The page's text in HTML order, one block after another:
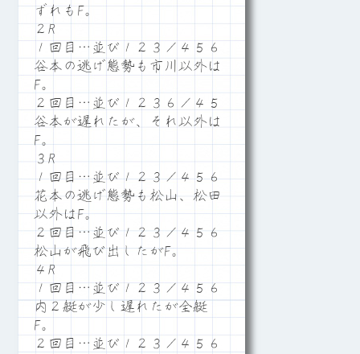
ずれもF。
２R
１回目…並び１２３／４５６
谷本の逃げ態勢も市川以外は
F。
２回目…並び１２３６／４５
谷本が遅れたが、それ以外は
F。
３R
１回目…並び１２３／４５６
花本の逃げ態勢も松山、松田
以外はF。
２回目…並び１２３／４５６
松山が飛び出したがF。
４R
１回目…並び１２３／４５６
内２艇が少し遅れたが全艇
F。
２回目…並び１２３／４５６